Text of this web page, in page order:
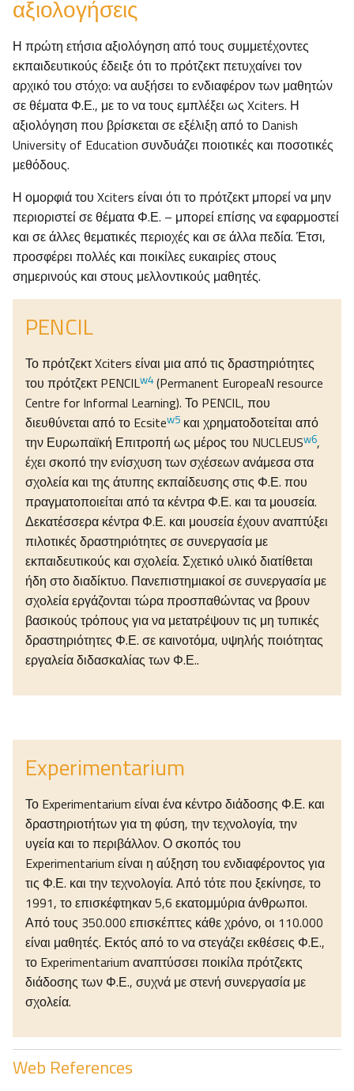
αξιολογήσεις
Η πρώτη ετήσια αξιολόγηση από τους συμμετέχοντες
εκπαιδευτικούς έδειξε ότι το πρότζεκτ πετυχαίνει τον
αρχικό του στόχο: να αυξήσει το ενδιαφέρον των μαθητών
σε θέματα Φ.Ε., με το να τους εμπλέξει ως Xciters. Η
αξιολόγηση που βρίσκεται σε εξέλιξη από το Danish
University of Education συνδυάζει ποιοτικές και ποσοτικές
μεθόδους.
Η ομορφιά του Xciters είναι ότι το πρότζεκτ μπορεί να μην
περιοριστεί σε θέματα Φ.Ε. – μπορεί επίσης να εφαρμοστεί
και σε άλλες θεματικές περιοχές και σε άλλα πεδία. Έτσι,
προσφέρει πολλές και ποικίλες ευκαιρίες στους
σημερινούς και στους μελλοντικούς μαθητές.
PENCIL
Το πρότζεκτ Xciters είναι μια από τις δραστηριότητες
του πρότζεκτ PENCILw4 (Permanent EuropeaN resource
Centre for Informal Learning). Το PENCIL, που
διευθύνεται από το Ecsitew5 και χρηματοδοτείται από
την Ευρωπαϊκή Επιτροπή ως μέρος του NUCLEUSw6,
έχει σκοπό την ενίσχυση των σχέσεων ανάμεσα στα
σχολεία και της άτυπης εκπαίδευσης στις Φ.Ε. που
πραγματοποιείται από τα κέντρα Φ.Ε. και τα μουσεία.
Δεκατέσσερα κέντρα Φ.Ε. και μουσεία έχουν αναπτύξει
πιλοτικές δραστηριότητες σε συνεργασία με
εκπαιδευτικούς και σχολεία. Σχετικό υλικό διατίθεται
ήδη στο διαδίκτυο. Πανεπιστημιακοί σε συνεργασία με
σχολεία εργάζονται τώρα προσπαθώντας να βρουν
βασικούς τρόπους για να μετατρέψουν τις μη τυπικές
δραστηριότητες Φ.Ε. σε καινοτόμα, υψηλής ποιότητας
εργαλεία διδασκαλίας των Φ.Ε..
Experimentarium
Το Experimentarium είναι ένα κέντρο διάδοσης Φ.Ε. και
δραστηριοτήτων για τη φύση, την τεχνολογία, την
υγεία και το περιβάλλον. Ο σκοπός του
Experimentarium είναι η αύξηση του ενδιαφέροντος για
τις Φ.Ε. και την τεχνολογία. Από τότε που ξεκίνησε, το
1991, το επισκέφτηκαν 5,6 εκατομμύρια άνθρωποι.
Από τους 350.000 επισκέπτες κάθε χρόνο, οι 110.000
είναι μαθητές. Εκτός από το να στεγάζει εκθέσεις Φ.Ε.,
το Experimentarium αναπτύσσει ποικίλα πρότζεκτς
διάδοσης των Φ.Ε., συχνά με στενή συνεργασία με
σχολεία.
Web References